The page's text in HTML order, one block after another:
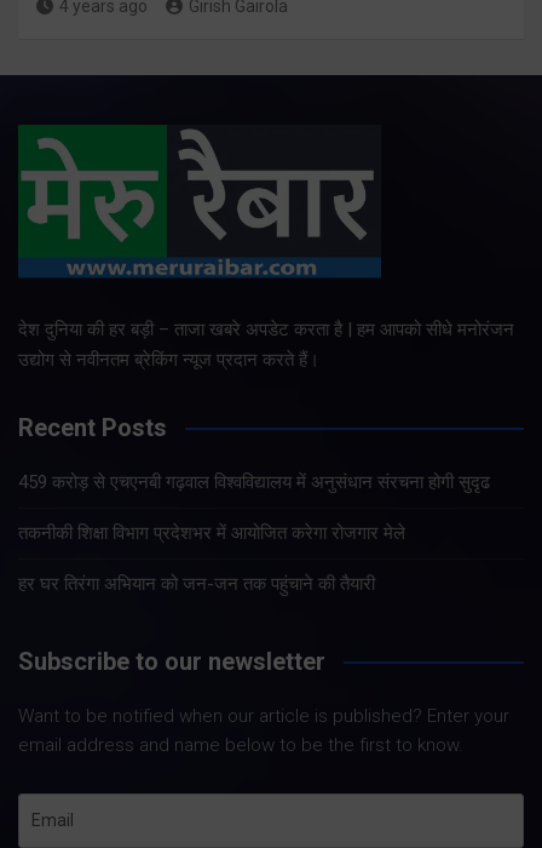
4 years ago Girish Gairola
देश दुनिया की हर बड़ी – ताजा खबरे अपडेट करता है | हम आपको सीधे मनोरंजन
उद्योग से नवीनतम ब्रेकिंग न्यूज प्रदान करते हैं।
Recent Posts
459 करोड़ से एचएनबी गढ़वाल विश्वविद्यालय में अनुसंधान संरचना होगी सुदृढ
तकनीकी शिक्षा विभाग प्रदेशभर में आयोजित करेगा रोजगार मेले
हर घर तिरंगा अभियान को जन-जन तक पहुंचाने की तैयारी
Subscribe to our newsletter
Want to be notified when our article is published? Enter your
email address and name below to be the first to know.